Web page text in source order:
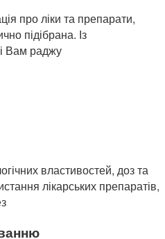
про ліки та препарати,
підібрана. Із
Вам раджу
властивостей, доз та
лікарських препаратів,